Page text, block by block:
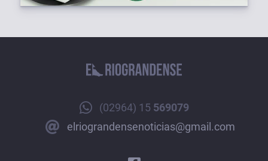
(02964) 15 569079
elriograndensenoticias@gmail.com